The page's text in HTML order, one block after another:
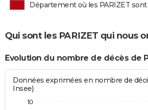
Département où les PARIZET
Qui sont les PARIZET qui nous
Evolution du nombre de décès de
Données exprimées en nombre de
Insee)
10